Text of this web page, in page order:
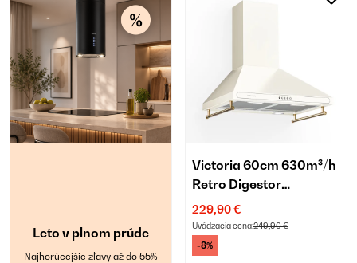
Leto v plnom prúde
Najhorúcejšie zľavy až do 55%
Victoria 60cm 630m³/h
Retro Digestor
Krémová
229,90 €
Uvádzacia cena:249,90 €
-8%